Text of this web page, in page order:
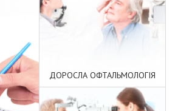
ДОРОСЛА ОФТАЛЬМОЛОГІЯ